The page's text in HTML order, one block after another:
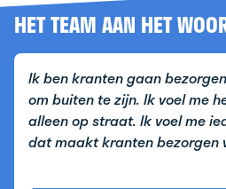
HET TEAM AAN HET
Ik ben kranten gaan
om buiten te zijn. Ik voel me
alleen op straat. Ik voel me
dat maakt kranten bezorgen